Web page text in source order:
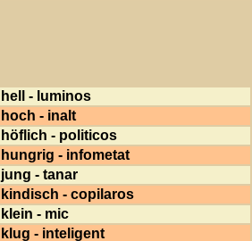
hell - luminos
hoch - inalt
höflich - politicos
hungrig - infometat
jung - tanar
kindisch - copilaros
klein - mic
klug - inteligent